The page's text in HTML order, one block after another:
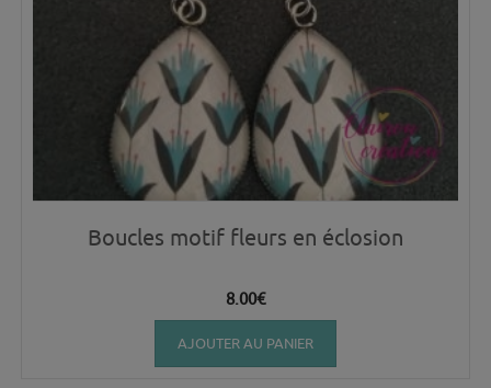
Boucles motif fleurs en éclosion
8.00€
AJOUTER AU PANIER